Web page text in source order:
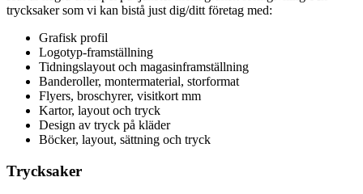
trycksaker som vi kan bistå just dig/ditt företag med:
Grafisk profil
Logotyp-framställning
Tidningslayout och magasinframställning
Banderoller, montermaterial, storformat
Flyers, broschyrer, visitkort mm
Kartor, layout och tryck
Design av tryck på kläder
Böcker, layout, sättning och tryck
Trycksaker